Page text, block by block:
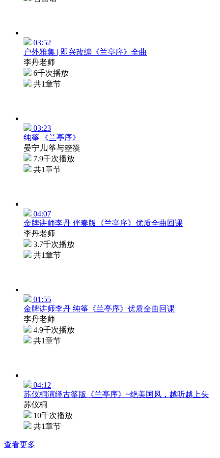
03:52
户外雅集 | 即兴改编《兰亭序》全曲
李丹老师
6千次播放
共1章节
03:23
纯筝|《兰亭序》
晏宁儿|筝与箜篌
7.9千次播放
共1章节
04:07
金牌讲师李丹 伴奏版《兰亭序》优质全曲回课
李丹老师
3.7千次播放
共1章节
01:55
金牌讲师李丹 纯筝《兰亭序》优质全曲回课
李丹老师
4.9千次播放
共1章节
04:12
苏仪桐演绎古筝版《兰亭序》~绝美国风，越听越上头
苏仪桐
10千次播放
共1章节
查看更多